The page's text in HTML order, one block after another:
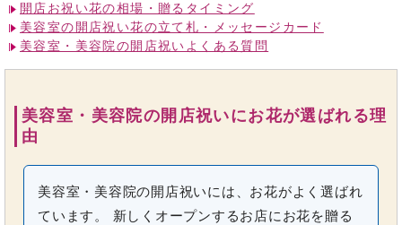
開店お祝い花の相場・贈るタイミング
美容室の開店祝い花の立て札・メッセージカード
美容室・美容院の開店祝いよくある質問
美容室・美容院の開店祝いにお花が選ばれる理
由
美容室・美容院の開店祝いには、お花がよく選ばれ
ています。 新しくオープンするお店にお花を贈る